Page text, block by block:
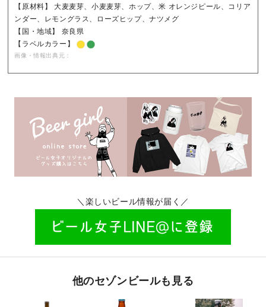
【原材料】 大麦麦芽、小麦麦芽、ホップ、米 オレンジピール、コリア
ンダー、レモングラス、ローズヒップ、ナツメグ
【国・地域】 奈良県
【ラベルカラー】
画像・情報出典元：
＼楽しいビール情報が届く／
他のセゾンビールも見る